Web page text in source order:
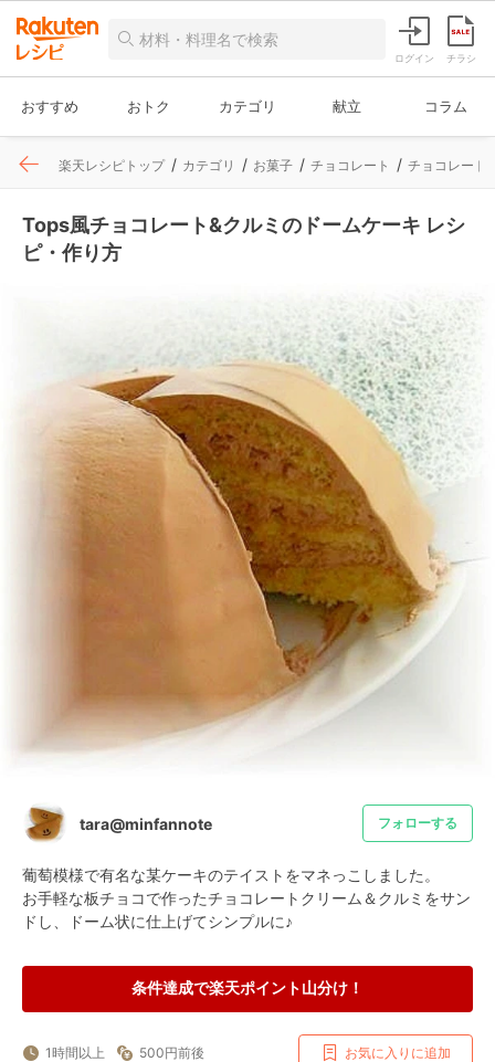
ログイン チラシ
おすすめ おトク カテゴリ 献立 コラム
楽天レシピトップ カテゴリ お菓子 チョコレート チョコレート
Tops風チョコレート&クルミのドームケーキ レシ
ピ・作り方
tara@minfannote フォローする
葡萄模様で有名な某ケーキのテイストをマネっこしました。
お手軽な板チョコで作ったチョコレートクリーム＆クルミをサン
ドし、ドーム状に仕上げてシンプルに♪
条件達成で楽天ポイント山分け！
1時間以上 500円前後 お気に入りに追加